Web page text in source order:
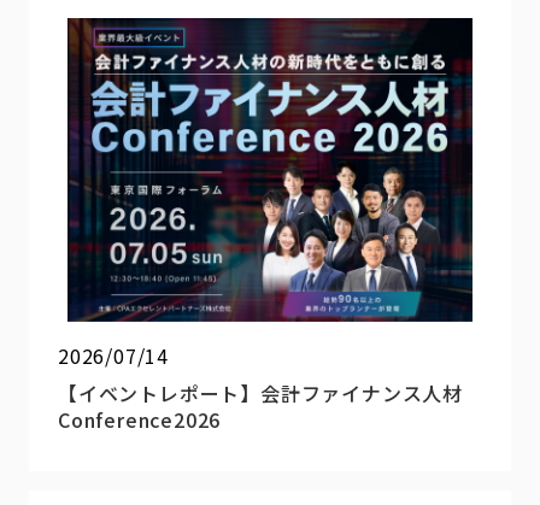
2026/07/14
【イベントレポート】会計ファイナンス人材
Conference2026